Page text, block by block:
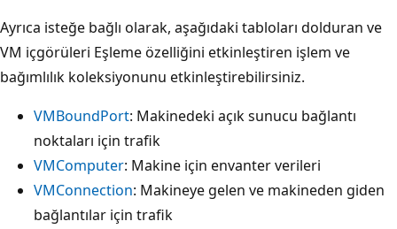
Ayrıca isteğe bağlı olarak, aşağıdaki tabloları dolduran ve
VM içgörüleri Eşleme özelliğini etkinleştiren işlem ve
bağımlılık koleksiyonunu etkinleştirebilirsiniz.
VMBoundPort: Makinedeki açık sunucu bağlantı
noktaları için trafik
VMComputer: Makine için envanter verileri
VMConnection: Makineye gelen ve makineden giden
bağlantılar için trafik